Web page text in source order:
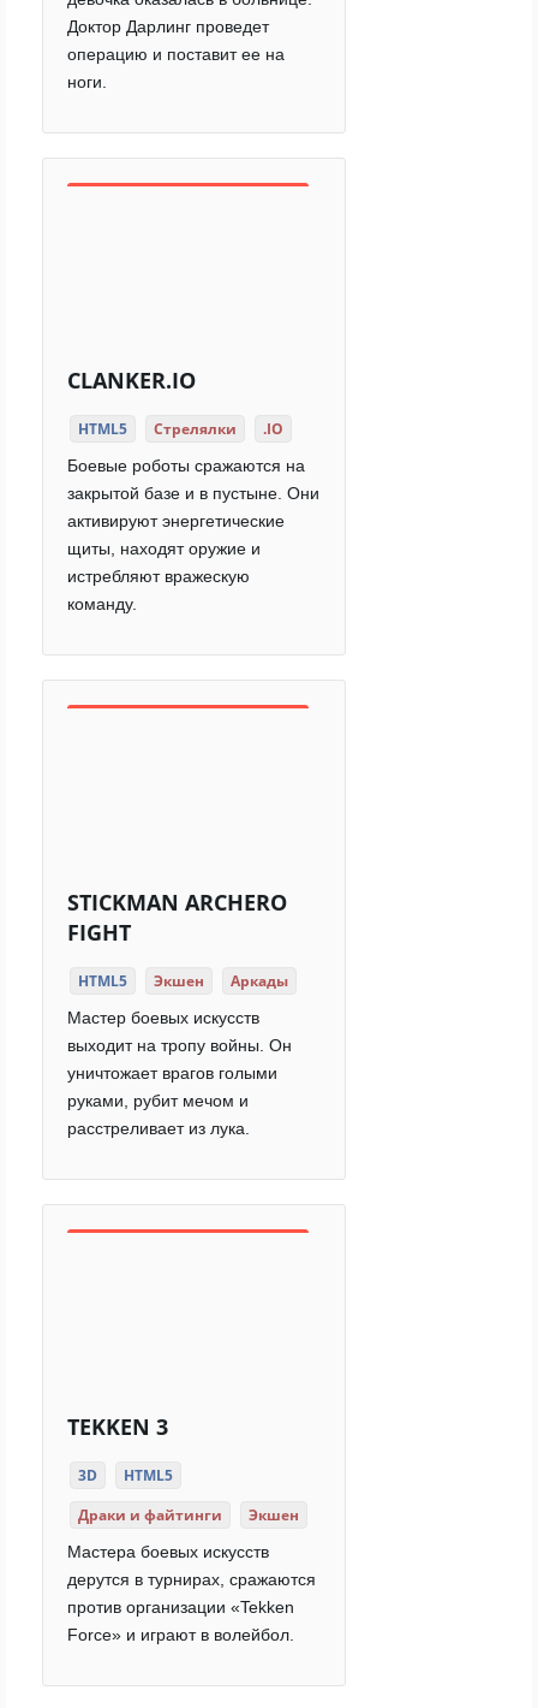
Доктор Дарлинг проведет
операцию и поставит ее на
ноги.
CLANKER.IO
HTML5 Стрелялки .IO
Боевые роботы сражаются на
закрытой базе и в пустыне. Они
активируют энергетические
щиты, находят оружие и
истребляют вражескую
команду.
STICKMAN ARCHERO
FIGHT
HTML5 Экшен Аркады
Мастер боевых искусств
выходит на тропу войны. Он
уничтожает врагов голыми
руками, рубит мечом и
расстреливает из лука.
TEKKEN 3
3D
HTML5
Драки и файтинги
Экшен
Мастера боевых искусств
дерутся в турнирах, сражаются
против организации «Tekken
Force» и играют в волейбол.